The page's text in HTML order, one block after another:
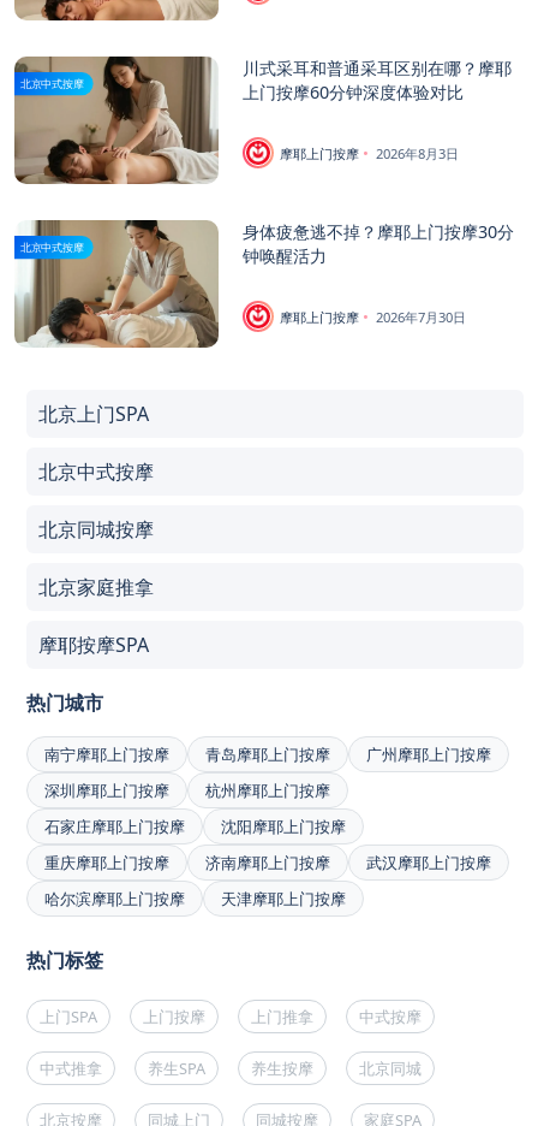
北京中式按摩
川式采耳和普通采耳区别在哪？摩耶
上门按摩60分钟深度体验对比
摩耶上门按摩 2026年8月3日
北京中式按摩
身体疲惫逃不掉？摩耶上门按摩30分
钟唤醒活力
摩耶上门按摩 2026年7月30日
北京上门SPA
北京中式按摩
北京同城按摩
北京家庭推拿
摩耶按摩SPA
热门城市
南宁摩耶上门按摩 青岛摩耶上门按摩
广州摩耶上门按摩
深圳摩耶上门按摩
杭州摩耶上门按摩
石家庄摩耶上门按摩
沈阳摩耶上门按摩
重庆摩耶上门按摩
济南摩耶上门按摩
武汉摩耶上门按摩
哈尔滨摩耶上门按摩
天津摩耶上门按摩
热门标签
上门SPA 上门按摩 上门推拿 中式按摩
中式推拿 养生SPA 养生按摩 北京同城
北京按摩 同城上门 同城按摩 家庭SPA